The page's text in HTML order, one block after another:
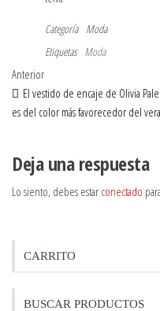
Categoría Moda
Etiquetas Moda
Navegación
de
Entrada
anterior
Anterior
El vestido de encaje de Olivia
es del color más favorecedor del
Deja una respuesta
Lo siento, debes estar conectado
CARRITO
BUSCAR PRODUCTOS